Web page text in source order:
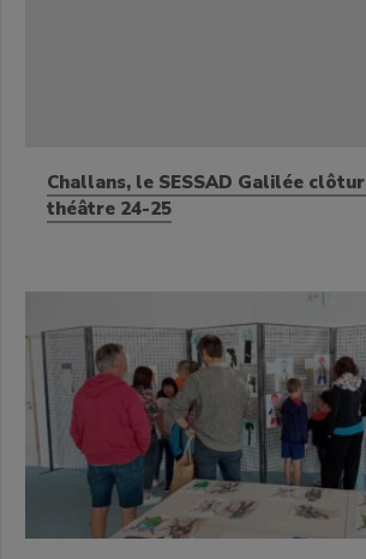
Challans, le SESSAD Galilée
théâtre 24-25